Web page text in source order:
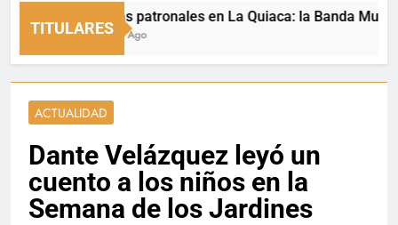
TITULARES
Fiestas patronales en La Quiaca: la Banda Municipal
5 Horas Ago
ACTUALIDAD
Dante Velázquez leyó un
cuento a los niños en la
Semana de los Jardines